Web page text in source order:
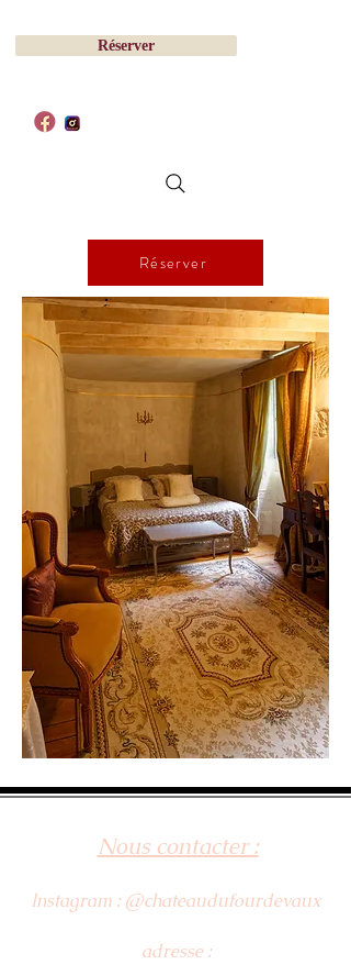
Réserver
Réserver
Nous contacter :
Instagram : @chateaudufourdevaux
adresse :